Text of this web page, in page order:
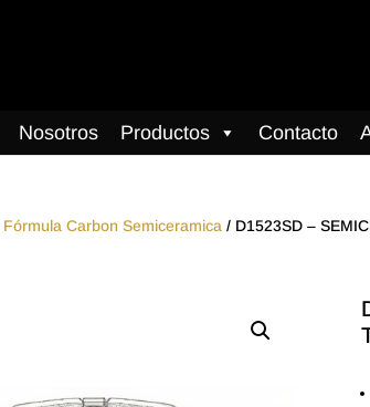
Nosotros Productos Contacto
Fórmula Carbon Semiceramica / D1523SD –